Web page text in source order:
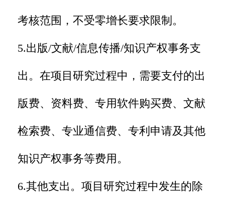
考核范围，不受零增长要求限制。
5.出版/文献/信息传播/知识产权事务支
出。在项目研究过程中，需要支付的出
版费、资料费、专用软件购买费、文献
检索费、专业通信费、专利申请及其他
知识产权事务等费用。
6.其他支出。项目研究过程中发生的除